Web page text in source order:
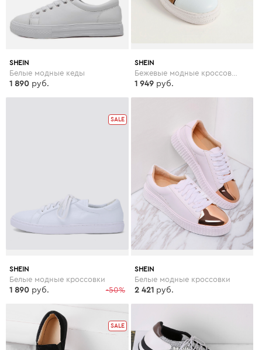
SHEIN
Белые модные кеды
1 890 руб.
SHEIN
Бежевые модные кроссовки со шнуровкой
1 949 руб.
SALE
SHEIN
Белые модные кроссовки
-50%
1 890 руб.
SHEIN
Белые модные кроссовки
2 421 руб.
SALE